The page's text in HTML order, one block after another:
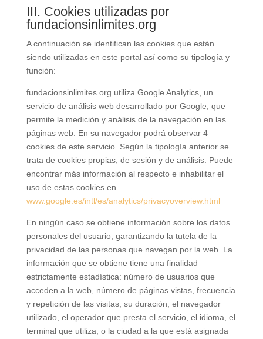
III. Cookies utilizadas por
fundacionsinlimites.org
A continuación se identifican las cookies que están
siendo utilizadas en este portal así como su tipología y
función:
fundacionsinlimites.org utiliza Google Analytics, un
servicio de análisis web desarrollado por Google, que
permite la medición y análisis de la navegación en las
páginas web. En su navegador podrá observar 4
cookies de este servicio. Según la tipología anterior se
trata de cookies propias, de sesión y de análisis. Puede
encontrar más información al respecto e inhabilitar el
uso de estas cookies en
www.google.es/intl/es/analytics/privacyoverview.html
En ningún caso se obtiene información sobre los datos
personales del usuario, garantizando la tutela de la
privacidad de las personas que navegan por la web. La
información que se obtiene tiene una finalidad
estrictamente estadística: número de usuarios que
acceden a la web, número de páginas vistas, frecuencia
y repetición de las visitas, su duración, el navegador
utilizado, el operador que presta el servicio, el idioma, el
terminal que utiliza, o la ciudad a la que está asignada